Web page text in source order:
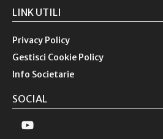
LINK UTILI
Privacy Policy
Gestisci Cookie Policy
Info Societarie
SOCIAL